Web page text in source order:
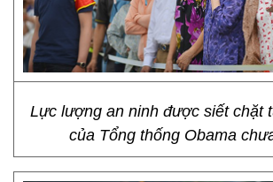
Lực lượng an ninh được siết chặt
của Tổng thống Obama